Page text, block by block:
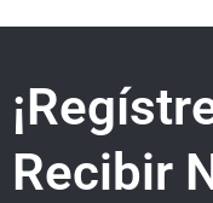
Recibir